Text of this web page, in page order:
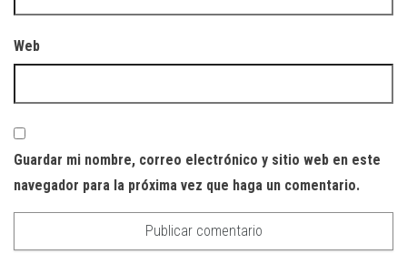
Web
Guardar mi nombre, correo electrónico y sitio web en este
navegador para la próxima vez que haga un comentario.